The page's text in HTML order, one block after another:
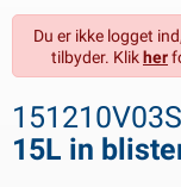
Belysning
belysning for
panel
og topbetræk
tilbehør
og
Norsk
Suomalainen
Du er ikke logget
tilbyder. Klikher
151210V03S
15L in